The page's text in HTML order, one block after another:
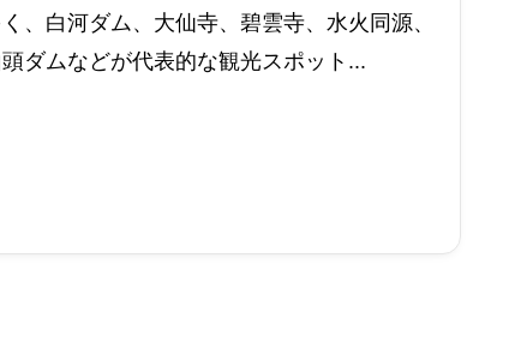
、白河ダム、大仙寺、碧雲寺、水火同源、
ダムなどが代表的な観光スポット...